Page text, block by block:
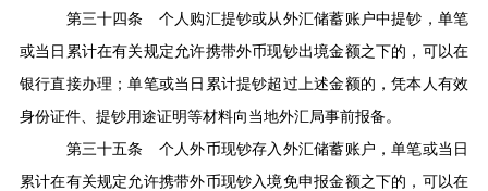
第三十四条
个人购汇提钞或从外汇储蓄账户中提钞，单笔
或当日累计在有关规定允许携带外币现钞出境金额之下的，可以在
银行直接办理；单笔或当日累计提钞超过上述金额的，凭本人有效
身份证件、提钞用途证明等材料向当地外汇局事前报备。
第三十五条
个人外币现钞存入外汇储蓄账户，单笔或当日
累计在有关规定允许携带外币现钞入境免申报金额之下的，可以在